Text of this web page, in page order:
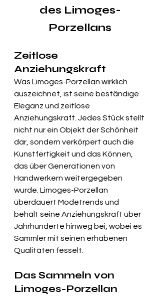
des Limoges-
Porzellans
Zeitlose
Anziehungskraft
Was Limoges-Porzellan wirklich
auszeichnet, ist seine beständige
Eleganz und zeitlose
Anziehungskraft. Jedes Stück stellt
nicht nur ein Objekt der Schönheit
dar, sondern verkörpert auch die
Kunstfertigkeit und das Können,
das über Generationen von
Handwerkern weitergegeben
wurde. Limoges-Porzellan
überdauert Modetrends und
behält seine Anziehungskraft über
Jahrhunderte hinweg bei, wobei es
Sammler mit seinen erhabenen
Qualitäten fesselt.
Das Sammeln von
Limoges-Porzellan